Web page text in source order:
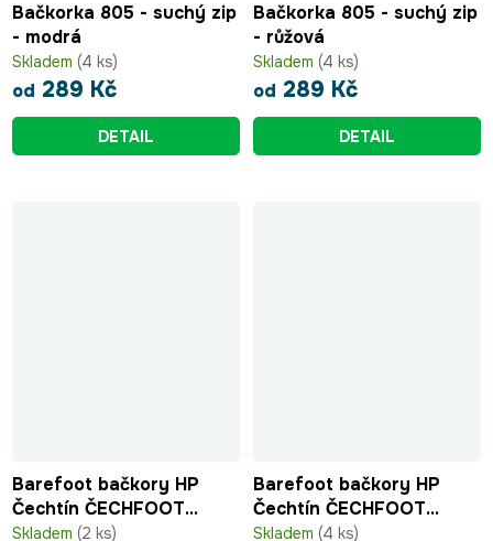
Bačkorka 805 - suchý zip
- modrá
Skladem (4 ks)
od 289 Kč
DETAIL
Bačkorka 805 - suchý zip
- růžová
Skladem (4 ks)
od 289 Kč
DETAIL
Barefoot bačkory HP
Čechtín ČECHFOOT
modrá
Skladem (2 ks)
Barefoot bačkory HP
Čechtín ČECHFOOT
růžová
Skladem (4 ks)